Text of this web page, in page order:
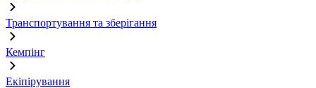
Транспортування та зберігання
Кемпінг
Екіпірування